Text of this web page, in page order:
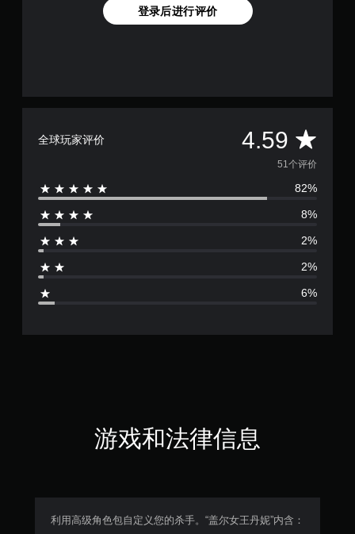
登录后进行评价
全球玩家评价 4.59 平
均
评
价
9
5
51个评价
82%
8%
2%
2%
6%
游戏和法律信息
利用高级角色包自定义您的杀手。“盖尔女王丹妮”内含：